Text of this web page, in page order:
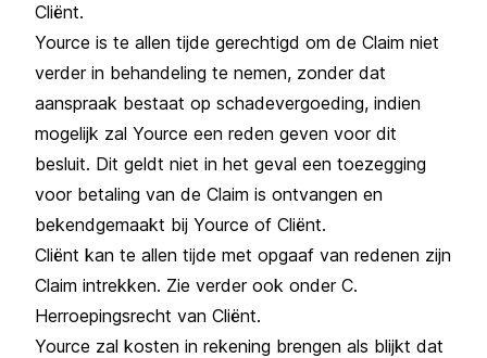
Cliënt.
Yource is te allen tijde gerechtigd om de Claim niet
verder in behandeling te nemen, zonder dat
aanspraak bestaat op schadevergoeding, indien
mogelijk zal Yource een reden geven voor dit
besluit. Dit geldt niet in het geval een toezegging
voor betaling van de Claim is ontvangen en
bekendgemaakt bij Yource of Cliënt.
Cliënt kan te allen tijde met opgaaf van redenen zijn
Claim intrekken. Zie verder ook onder C.
Herroepingsrecht van Cliënt.
Yource zal kosten in rekening brengen als blijkt dat